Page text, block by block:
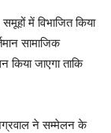
में विभाजित किया
सामाजिक
किया जाएगा ताकि
ने सम्मेलन के